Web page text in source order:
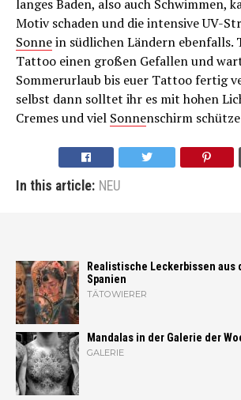
langes Baden, also auch Schwimmen,
Motiv schaden und die intensive UV-
Sonnein südlichen Ländern ebenfalls.
Tattoo einen großen Gefallen und
Sommerurlaub bis euer Tattoo fertig
selbst dann solltet ihr es mit hohen
Cremes und viel Sonnenschirm
In this article: NEU
Realistische Leckerbissen aus
Spanien
TÄTOWIERER
Mandalas in der Galerie der
GALERIE